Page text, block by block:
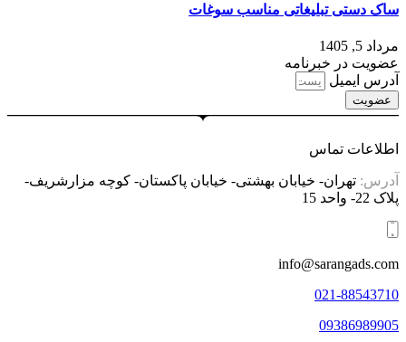
ساک دستی تبلیغاتی مناسب سوغات
مرداد 5, 1405
عضویت در خبرنامه
آدرس ایمیل
عضویت
اطلاعات تماس
آدرس: تهران- خیابان بهشتی- خیابان پاکستان- کوچه مزارشریف-
پلاک 22- واحد 15
info@sarangads.com
021-88543710
09386989905